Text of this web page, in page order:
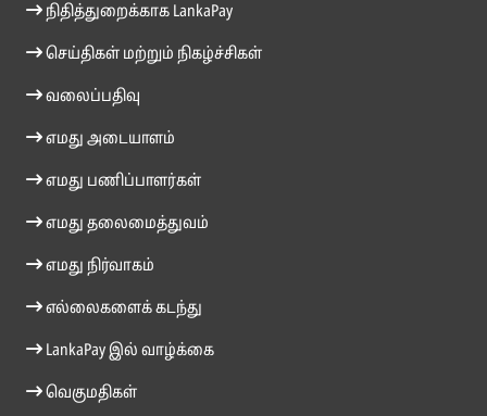
நிதித்துறைக்காக LankaPay
செய்திகள் மற்றும் நிகழ்ச்சிகள்
வலைப்பதிவு
எமது அடையாளம்
எமது பணிப்பாளர்கள்
எமது தலைமைத்துவம்
எமது நிர்வாகம்
எல்லைகளைக் கடந்து
LankaPay இல் வாழ்க்கை
வெகுமதிகள்